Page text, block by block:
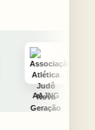
TSURU